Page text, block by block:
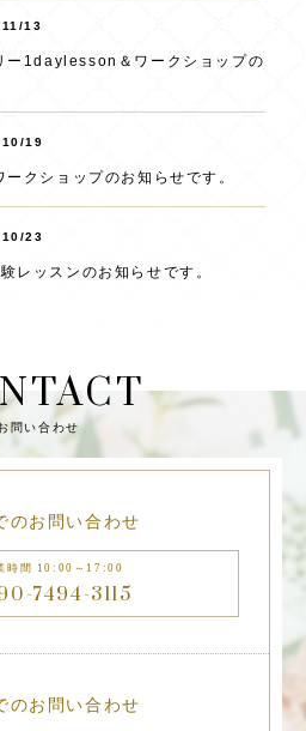
13
ー1daylesson＆ワークショップの
19
クショップのお知らせです。
23
ッスンのお知らせです。
問い合わせ
のお問い合わせ
時間 10:00～17:00
7494-3115
のお問い合わせ